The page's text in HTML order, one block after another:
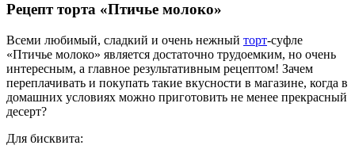
Рецепт торта «Птичье молоко»
Всеми любимый, сладкий и очень нежный торт-суфле
«Птичье молоко» является достаточно трудоемким, но очень
интересным, а главное результативным рецептом! Зачем
переплачивать и покупать такие вкусности в магазине, когда в
домашних условиях можно приготовить не менее прекрасный
десерт?
Для бисквита: